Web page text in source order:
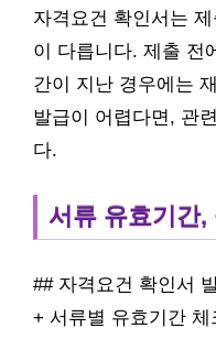
자격요건 확인서는
이 다릅니다. 제출 전
간이 지난 경우에는
발급이 어렵다면, 관
다.
서류 유효기간,
## 자격요건 확인서
+ 서류별 유효기간 체